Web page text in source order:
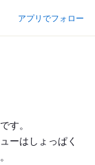
アプリでフォロー
す。
ーはしょっぱく